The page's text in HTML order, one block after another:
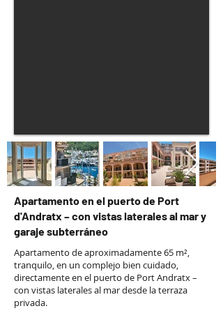
Apartamento en el puerto de Port
d'Andratx – con vistas laterales al mar y
garaje subterráneo
Apartamento de aproximadamente 65 m²,
tranquilo, en un complejo bien cuidado,
directamente en el puerto de Port Andratx –
con vistas laterales al mar desde la terraza
privada.